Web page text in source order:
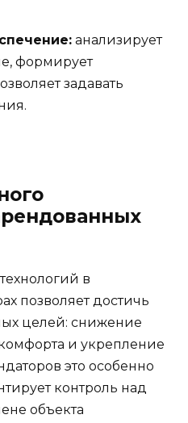
анализирует
формирует
задавать
в
позволяет достичь
целей: снижение
и укрепление
это особенно
контроль над
объекта